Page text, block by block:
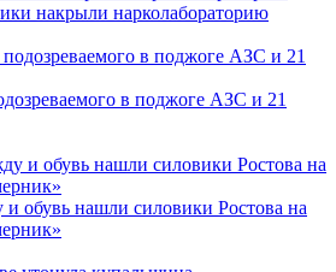
накрыли нарколабораторию
в поджоге АЗС и 21
обувь нашли силовики Ростова на